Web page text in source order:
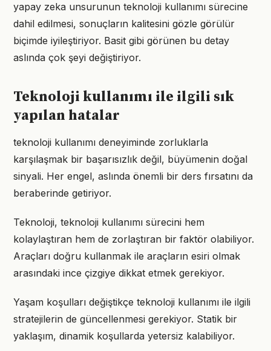
yapay zeka unsurunun teknoloji kullanımı sürecine
dahil edilmesi, sonuçların kalitesini gözle görülür
biçimde iyileştiriyor. Basit gibi görünen bu detay
aslında çok şeyi değiştiriyor.
Teknoloji kullanımı ile ilgili sık
yapılan hatalar
teknoloji kullanımı deneyiminde zorluklarla
karşılaşmak bir başarısızlık değil, büyümenin doğal
sinyali. Her engel, aslında önemli bir ders fırsatını da
beraberinde getiriyor.
Teknoloji, teknoloji kullanımı sürecini hem
kolaylaştıran hem de zorlaştıran bir faktör olabiliyor.
Araçları doğru kullanmak ile araçların esiri olmak
arasındaki ince çizgiye dikkat etmek gerekiyor.
Yaşam koşulları değiştikçe teknoloji kullanımı ile ilgili
stratejilerin de güncellenmesi gerekiyor. Statik bir
yaklaşım, dinamik koşullarda yetersiz kalabiliyor.